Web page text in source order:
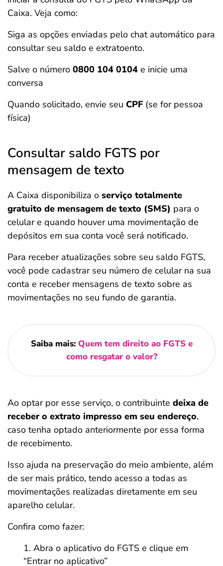
Caixa. Veja como:
Siga as opções enviadas pelo chat automático para
consultar seu saldo e extratoento.
Salve o número 0800 104 0104 e inicie uma
conversa
Quando solicitado, envie seu CPF (se for pessoa
física)
Consultar saldo FGTS por
mensagem de texto
A Caixa disponibiliza o serviço totalmente
gratuito de mensagem de texto (SMS) para o
celular e quando houver uma movimentação de
depósitos em sua conta você será notificado.
Para receber atualizações sobre seu saldo FGTS,
você pode cadastrar seu número de celular na sua
conta e receber mensagens de texto sobre as
movimentações no seu fundo de garantia.
Saiba mais: Quem tem direito ao FGTS e
como resgatar o valor?
Ao optar por esse serviço, o contribuinte deixa de
receber o extrato impresso em seu endereço,
caso tenha optado anteriormente por essa forma
de recebimento.
Isso ajuda na preservação do meio ambiente, além
de ser mais prático, tendo acesso a todas as
movimentações realizadas diretamente em seu
aparelho celular.
Confira como fazer:
Abra o aplicativo do FGTS e clique em
“Entrar no aplicativo”